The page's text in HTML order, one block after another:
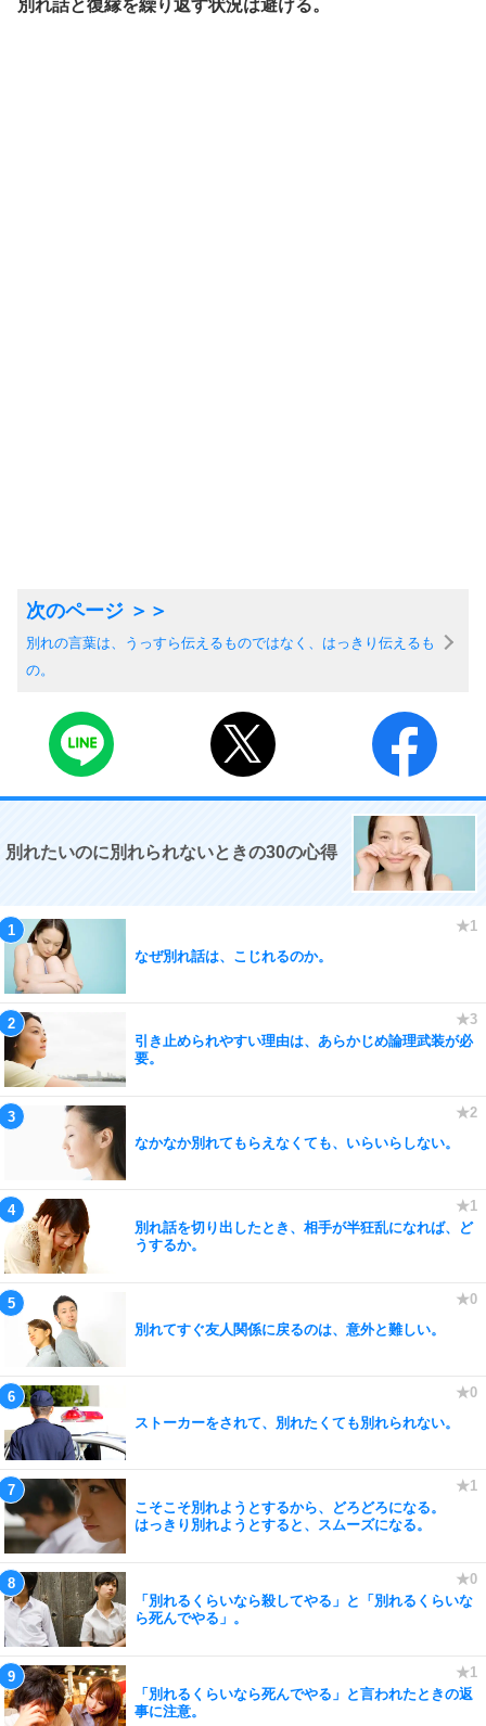
別れ話と復縁を繰り返す状況は避ける。
別れの言葉は、うっすら伝えるものではなく、はっきり伝えるも
の。
別れたいのに別れられないときの30の心得
なぜ別れ話は、こじれるのか。
引き止められやすい理由は、あらかじめ論理武装が必
要。
なかなか別れてもらえなくても、いらいらしない。
別れ話を切り出したとき、相手が半狂乱になれば、ど
うするか。
別れてすぐ友人関係に戻るのは、意外と難しい。
ストーカーをされて、別れたくても別れられない。
こそこそ別れようとするから、どろどろになる。
はっきり別れようとすると、スムーズになる。
「別れるくらいなら殺してやる」と「別れるくらいな
ら死んでやる」。
「別れるくらいなら死んでやる」と言われたときの返
事に注意。